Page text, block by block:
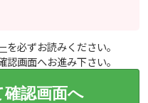
を必ずお読みください。
画面へお進み下さい。
認画面へ